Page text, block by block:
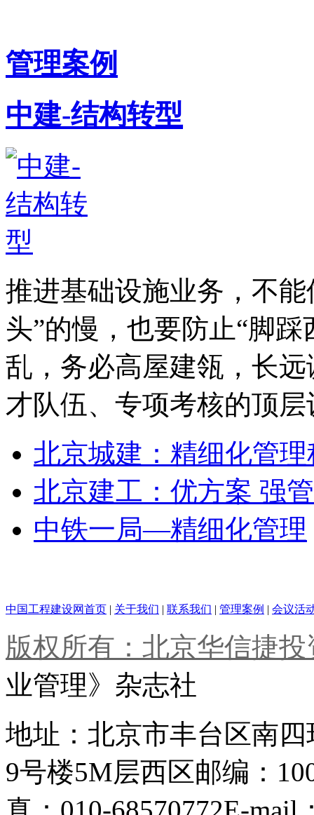
管理案例
中建-结构转型
推进基础设施业务，不
头”的慢，也要防止“脚
乱，务必高屋建瓴，长
才队伍、专项考核的顶层
北京城建：精细化管
北京建工：优方案 强
中铁一局—精细化管理
中国工程建设网首页 | 关于我们 | 联系我们 | 管理案例 | 会议活
版权所有：北京华信捷
业管理》杂志社
地址：北京市丰台区南
9号楼5M层西区邮编：